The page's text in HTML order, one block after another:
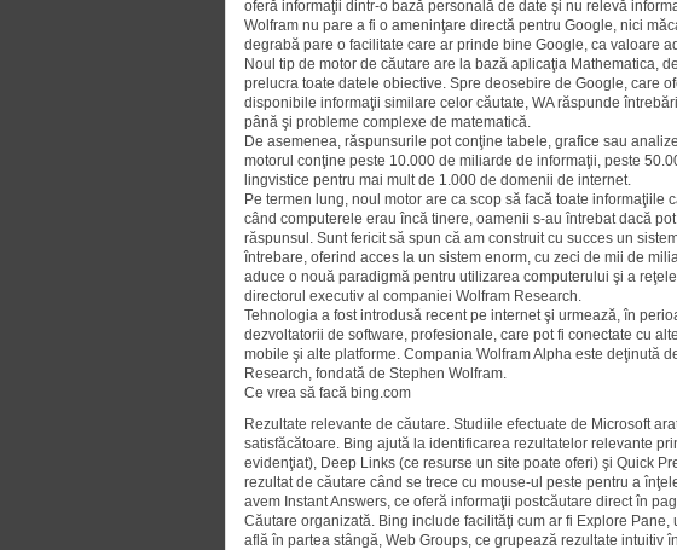
oferă informaţii dintr-o bază personală de date şi nu relevă
Wolfram nu pare a fi o ameninţare directă pentru Google, nici
degrabă pare o facilitate care ar prinde bine Google, ca valoare
Noul tip de motor de căutare are la bază aplicaţia Mathematica,
prelucra toate datele obiective. Spre deosebire de Google, care
disponibile informaţii similare celor căutate, WA răspunde
până şi probleme complexe de mate­matică.
De asemenea, răspunsurile pot conţine tabele, grafice sau
motorul conţine peste 10.000 de miliarde de informaţii, peste
lingvistice pentru mai mult de 1.000 de domenii de internet.
Pe termen lung, noul motor are ca scop să facă toate informaţiile
când computerele erau încă tinere, oamenii s-au întrebat dacă
răspun­sul. Sunt fericit să spun că am construit cu succes un
întrebare, oferind acces la un sistem enorm, cu zeci de mii de
aduce o nouă paradigmă pentru utilizarea computerului şi a
directorul executiv al companiei Wol­fram Research.
Tehnologia a fost introdusă recent pe internet şi urmează, în
dezvoltatorii de software, profe­sionale, care pot fi conectate cu
mobile şi alte platforme. Compania Wolfram Alpha este deţinută
Research, fondată de Ste­phen Wolfram.
Ce vrea să facă bing.com
Rezultate relevante de căutare. Studiile efectuate de Microsoft
satisfăcătoare. Bing ajută la iden­tifi­carea rezultatelor relevante
evidenţiat), Deep Links (ce resurse un site poate oferi) şi Quick
rezultat de căutare când se trece cu mouse-ul peste pentru a
avem Instant Answers, ce oferă informaţii postcăutare direct în
Căutare organizată. Bing include facilităţi cum ar fi Explore
află în partea stângă, Web Groups, ce grupează rezultate intuitiv